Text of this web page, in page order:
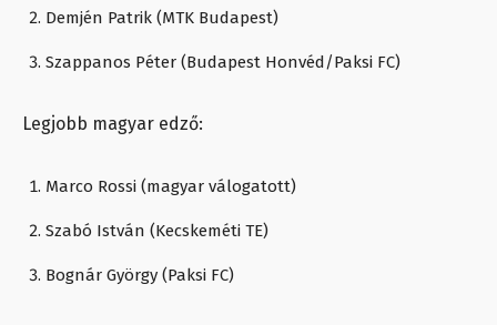
Demjén Patrik (MTK Budapest)
Szappanos Péter (Budapest Honvéd/Paksi FC)
Legjobb magyar edző:
Marco Rossi (magyar válogatott)
Szabó István (Kecskeméti TE)
Bognár György (Paksi FC)